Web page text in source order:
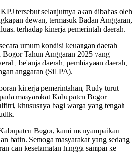
tersebut selanjutnya akan dibahas oleh
dewan, termasuk Badan Anggaran,
terhadap kinerja pemerintah daerah.
umum kondisi keuangan daerah
Tahun Anggaran 2025 yang
belanja daerah, pembiayaan daerah,
anggaran (SiLPA).
kinerja pemerintahan, Rudy turut
masyarakat Kabupaten Bogor
khususnya bagi warga yang tengah
Bogor, kami menyampaikan
batin. Semoga masyarakat yang sedang
dan keselamatan hingga sampai ke